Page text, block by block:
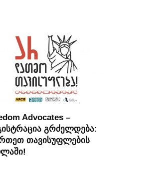
Advocates –
გრძელდება:
თავისუფლების